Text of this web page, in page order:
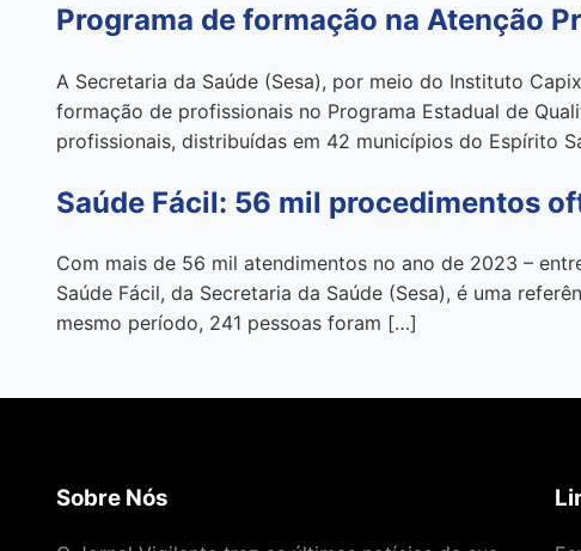
Programa de formação na Atenção
A Secretaria da Saúde (Sesa), por meio do Instituto
formação de profissionais no Programa Estadual de
profissionais, distribuídas em 42 municípios do Espírito
Saúde Fácil: 56 mil procedimentos
Com mais de 56 mil atendimentos no ano de 2023 –
Saúde Fácil, da Secretaria da Saúde (Sesa), é uma
mesmo período, 241 pessoas foram […]
Sobre Nós